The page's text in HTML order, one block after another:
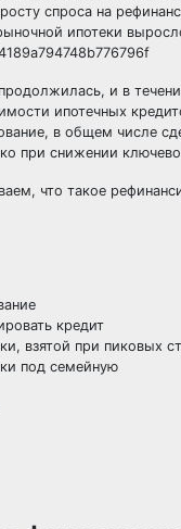
спроса на
ипотеки
и в
ипотечных
в общем числе
при снижении
что такое
кредит
взятой при пиковых
под семейную